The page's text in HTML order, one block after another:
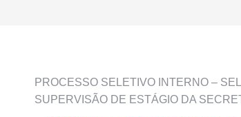
PROCESSO SELETIVO INTERNO –
SUPERVISÃO DE ESTÁGIO DA